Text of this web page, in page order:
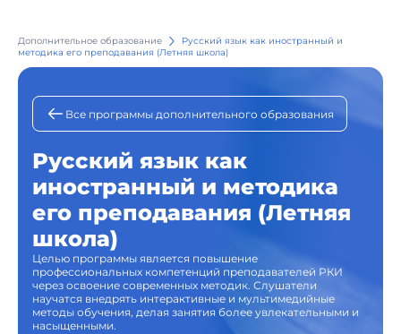
Дополнительное образование
Русский язык как иностранный и
методика его преподавания (Летняя школа)
Все программы дополнительного образования
Русский язык как
иностранный и методика
его преподавания (Летняя
школа)
Целью программы является повышение
профессиональных компетенций преподавателей РКИ
через освоение современных методик. Слушатели
научатся внедрять интерактивные и мультимедийные
методы обучения, делая занятия более увлекательными и
насыщенными.